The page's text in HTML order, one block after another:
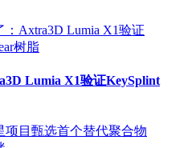
Lumia X1验证KeySplint